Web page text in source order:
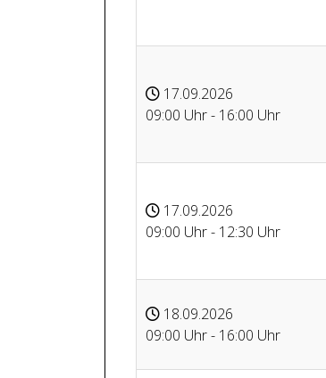
17.09.2026
09:00 Uhr - 16:00 Uhr
17.09.2026
09:00 Uhr - 12:30 Uhr
18.09.2026
09:00 Uhr - 16:00 Uhr